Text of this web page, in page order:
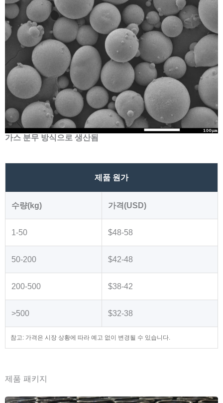
가스 분무 방식으로 생산됨
제품 원가
수량(kg) 가격(USD)
1-50 $48-58
50-200 $42-48
200-500 $38-42
>500 $32-38
참고: 가격은 시장 상황에 따라 예고 없이 변경될 수 있습니다.
제품 패키지